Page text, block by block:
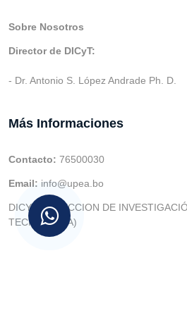
Sobre Nosotros
Director de DICyT:
- Dr. Antonio S. López Andrade Ph. D.
Más Informaciones
Contacto: 76500030
Email: info@upea.bo
DICYT (DIRECCION DE
TECNOLOGIA)